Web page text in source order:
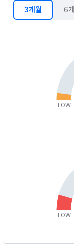
3개월 6
LOW
LOW